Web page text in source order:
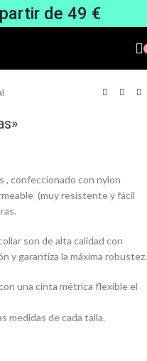
de 49 €
, confeccionado con nylon
(muy resistente y fácil
son de alta calidad con
y garantiza la máxima robustez.
una cinta métrica flexible el
medidas de cada talla.